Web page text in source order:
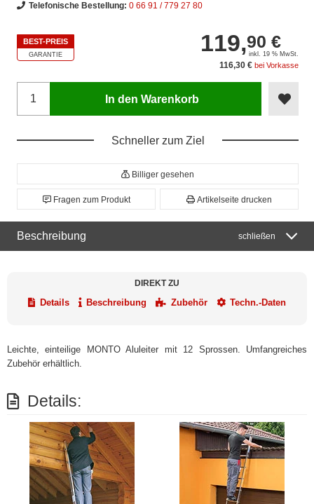
Telefonische Bestellung: 0 66 91 / 779 27 80
BEST-PREIS
GARANTIE 119,90 €
inkl. 19 % MwSt.
116,30 € bei Vorkasse
In den Warenkorb
Schneller zum Ziel
Billiger gesehen
Fragen zum Produkt Artikelseite drucken
Beschreibung schließen
DIREKT ZU
Details Beschreibung Zubehör Techn.-Daten
Leichte, einteilige MONTO Aluleiter mit 12 Sprossen. Umfangreiches
Zubehör erhältlich.
Details: